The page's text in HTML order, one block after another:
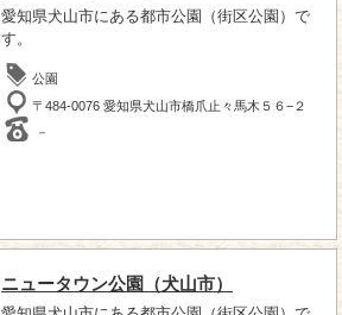
愛知県犬山市にある都市公園（街区公園）で
す。
公園
〒484-0076 愛知県犬山市橋爪止々馬木５６−２
－
ニュータウン公園（犬山市）